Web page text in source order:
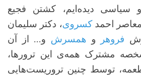
و سیاسی دیده‌ایم، کشتن فجیع
معاصر احمدکسروی، دکتر سلیمان
فروهر و همسرش و... از آن
مشترک همه‌ی این ترورها،
توسط چنین تروریست‌هایی